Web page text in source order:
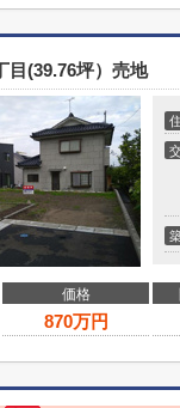
目(39.76坪）売地
価格
870万円